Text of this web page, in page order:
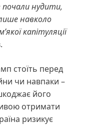
почали нудити,
навколо
капітуляції
стоїть перед
чи навпаки –
його
отримати
ризикує